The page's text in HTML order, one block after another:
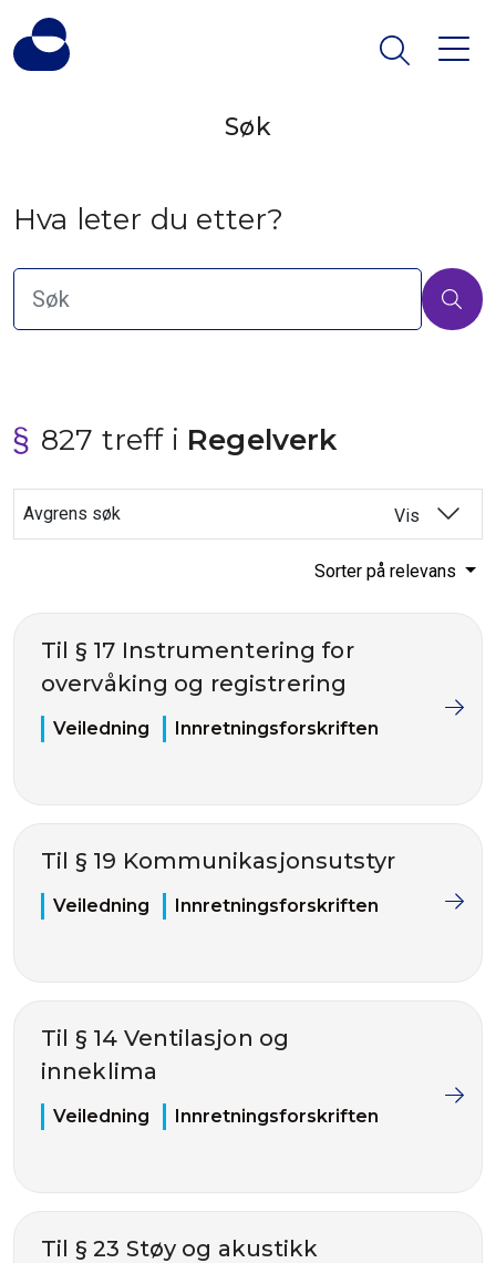
Søk
Hva leter du etter?
827 treff i Regelverk
Avgrens søk Vis
Sorter på relevans
Til § 17 Instrumentering for
overvåking og registrering
Veiledning Innretningsforskriften
Til § 19 Kommunikasjonsutstyr
Veiledning Innretningsforskriften
Til § 14 Ventilasjon og
inneklima
Veiledning Innretningsforskriften
Til § 23 Støy og akustikk